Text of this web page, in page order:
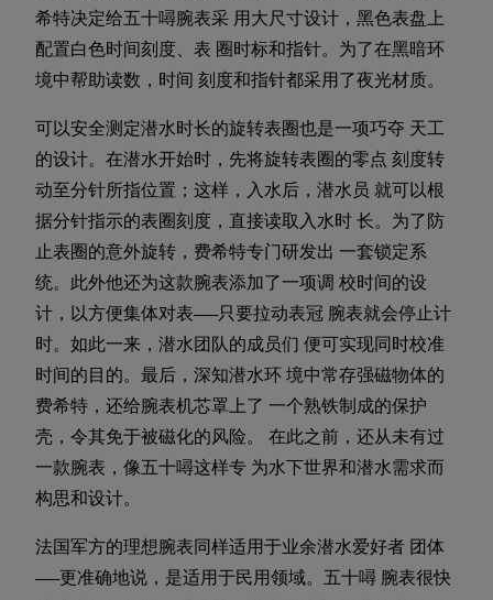
希特决定给五十噚腕表采 用大尺寸设计，黑色表盘上
配置白色时间刻度、表 圈时标和指针。为了在黑暗环
境中帮助读数，时间 刻度和指针都采用了夜光材质。
可以安全测定潜水时长的旋转表圈也是一项巧夺 天工
的设计。在潜水开始时，先将旋转表圈的零点 刻度转
动至分针所指位置；这样，入水后，潜水员 就可以根
据分针指示的表圈刻度，直接读取入水时 长。为了防
止表圈的意外旋转，费希特专门研发出 一套锁定系
统。此外他还为这款腕表添加了一项调 校时间的设
计，以方便集体对表——只要拉动表冠 腕表就会停止计
时。如此一来，潜水团队的成员们 便可实现同时校准
时间的目的。最后，深知潜水环 境中常存强磁物体的
费希特，还给腕表机芯罩上了 一个熟铁制成的保护
壳，令其免于被磁化的风险。 在此之前，还从未有过
一款腕表，像五十噚这样专 为水下世界和潜水需求而
构思和设计。
法国军方的理想腕表同样适用于业余潜水爱好者 团体
——更准确地说，是适用于民用领域。五十噚 腕表很快